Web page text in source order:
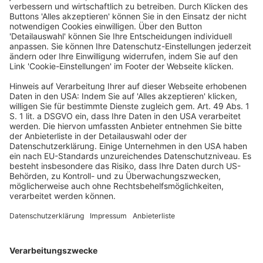
wichtige Rolle. Kaufentscheidungen, die
Verbraucherinnen und Verbraucher auf Grundlage der
von den Unternehmen zur Verfügung gestellten
Informationen treffen, tragen dazu bei, dass sich
nachhaltige Produkte am Markt durchsetzen.
Informierte und sachgerechte Kaufentscheidungen
können jedoch nur getroffen werden, wenn
Umweltaussagen, Nachhaltigkeitssiegel und
Haltbarkeitsangaben von Unternehmen über ihre
Produkte und über ihre Unternehmenstätigkeit
hinreichend verlässlich sind. Dafür müssen die
relevanten Informationen klar und verständlich
bereitgestellt werden und irreführende
Geschäftspraktiken müssen unterbleiben.
BMJ, 9.12.2024 / weitere Details